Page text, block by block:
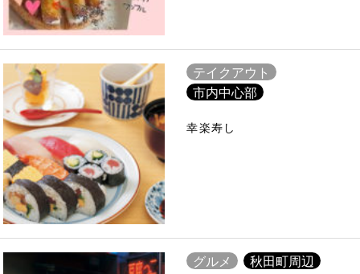
テイクアウト
市内中心部
幸楽寿し
グルメ 秋田町周辺